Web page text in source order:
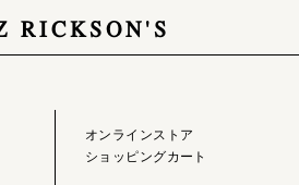
RICKSON'S
ONLINE STORE
オンラインストア
ショッピングカート